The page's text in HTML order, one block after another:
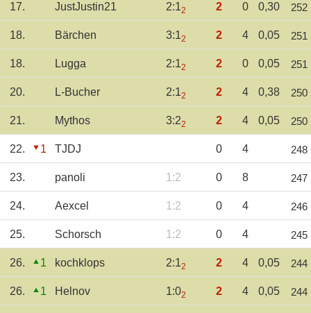
17. JustJustin21 2:12 2 0 0,30 252
18. Bärchen 3:12 2 4 0,05 251
18. Lugga 2:12 2 0 0,05 251
20. L-Bucher 2:12 2 4 0,38 250
21. Mythos 3:22 2 4 0,05 250
22. 1 TJDJ 0 4 248
23. panoli 1:2 0 8 247
24. Aexcel 1:2 0 4 246
25. Schorsch 1:2 0 4 245
26. 1 kochklops 2:12 2 4 0,05 244
26. 1 Helnov 1:02 2 4 0,05 244